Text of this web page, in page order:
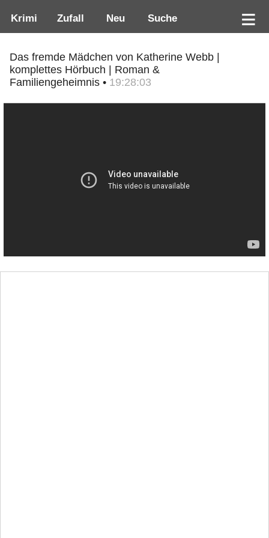
Krimi Zufall Neu Suche
Das fremde Mädchen von Katherine Webb |
komplettes Hörbuch | Roman &
Familiengeheimnis • 19:28:03